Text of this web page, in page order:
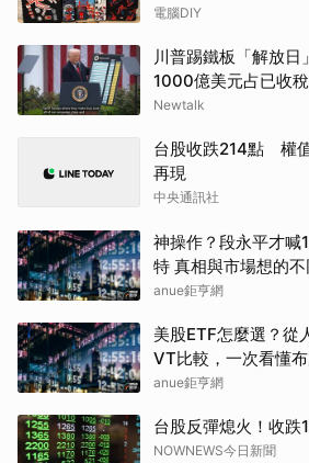
殼：多款樣式任蜘蛛
電腦DIY
川普踢鐵板「解放
1000億美元占已收
Newtalk
台股收跌214點 權
再現
中央通訊社
神操作？段永平才喊
特 真相與市場想的不
anue鉅亨網
美股ETF怎麼選？從
VT比較，一次看懂布
anue鉅亨網
台股反彈熄火！收
NOWNEWS今日新聞